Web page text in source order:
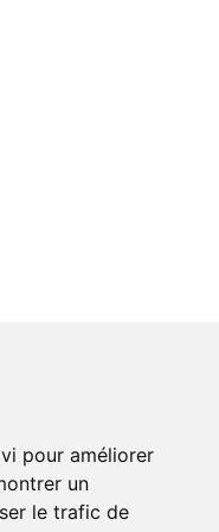
pour améliorer
un
le trafic de